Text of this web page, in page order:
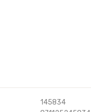
145834